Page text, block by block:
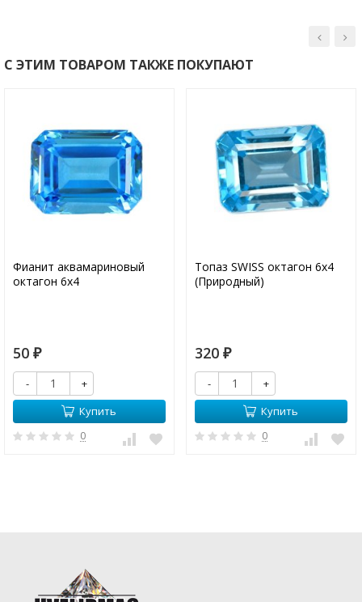
С ЭТИМ ТОВАРОМ ТАКЖЕ ПОКУПАЮТ
Фианит аквамариновый
октагон 6х4
50 ₽
-
+
Купить
0
Топаз SWISS октагон 6х4
(Природный)
320 ₽
-
+
Купить
0